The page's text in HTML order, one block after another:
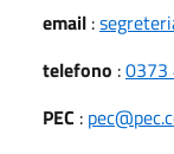
email :
telefono :0373
PEC :